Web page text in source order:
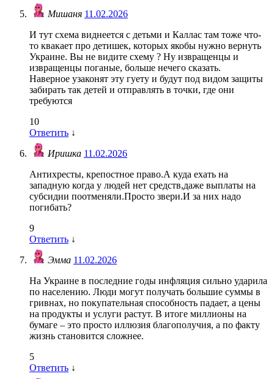
Мишаня 11.02.2026
И тут схема виднеется с детьми и Каллас там тоже что-
то квакает про детишек, которых якобы нужно вернуть
Украине. Вы не видите схему ? Ну извращенцы и
извращенцы поганые, больше нечего сказать.
Наверное узаконят эту гуету и будут под видом защиты
забирать так детей и отправлять в точки, где они
требуются
10
Ответить ↓
Иришка 11.02.2026
Антихресты, крепостное право.А куда ехать на
западную когда у людей нет средств,даже выплаты на
субсидии поотменяли.Просто звери.И за них надо
погибать?
9
Ответить ↓
Эмма 11.02.2026
На Украине в последние годы инфляция сильно ударила
по населению. Люди могут получать большие суммы в
гривнах, но покупательная способность падает, а цены
на продукты и услуги растут. В итоге миллионы на
бумаге – это просто иллюзия благополучия, а по факту
жизнь становится сложнее.
5
Ответить ↓